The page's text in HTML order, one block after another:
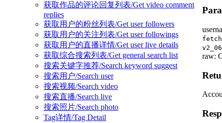
获取作品的评论回复列表/Get video comment
replies
获取用户的粉丝列表/Get user followers
获取用户的关注列表/Get user followings
获取用户的直播详情/Get user live details
获取综合搜索列表/Get general search list
搜索关键字推荐/Search keyword suggest
搜索用户/Search user
搜索视频/Search video
搜索直播/Search live
搜索照片/Search photo
Tag详情/Tag Detail
raw: